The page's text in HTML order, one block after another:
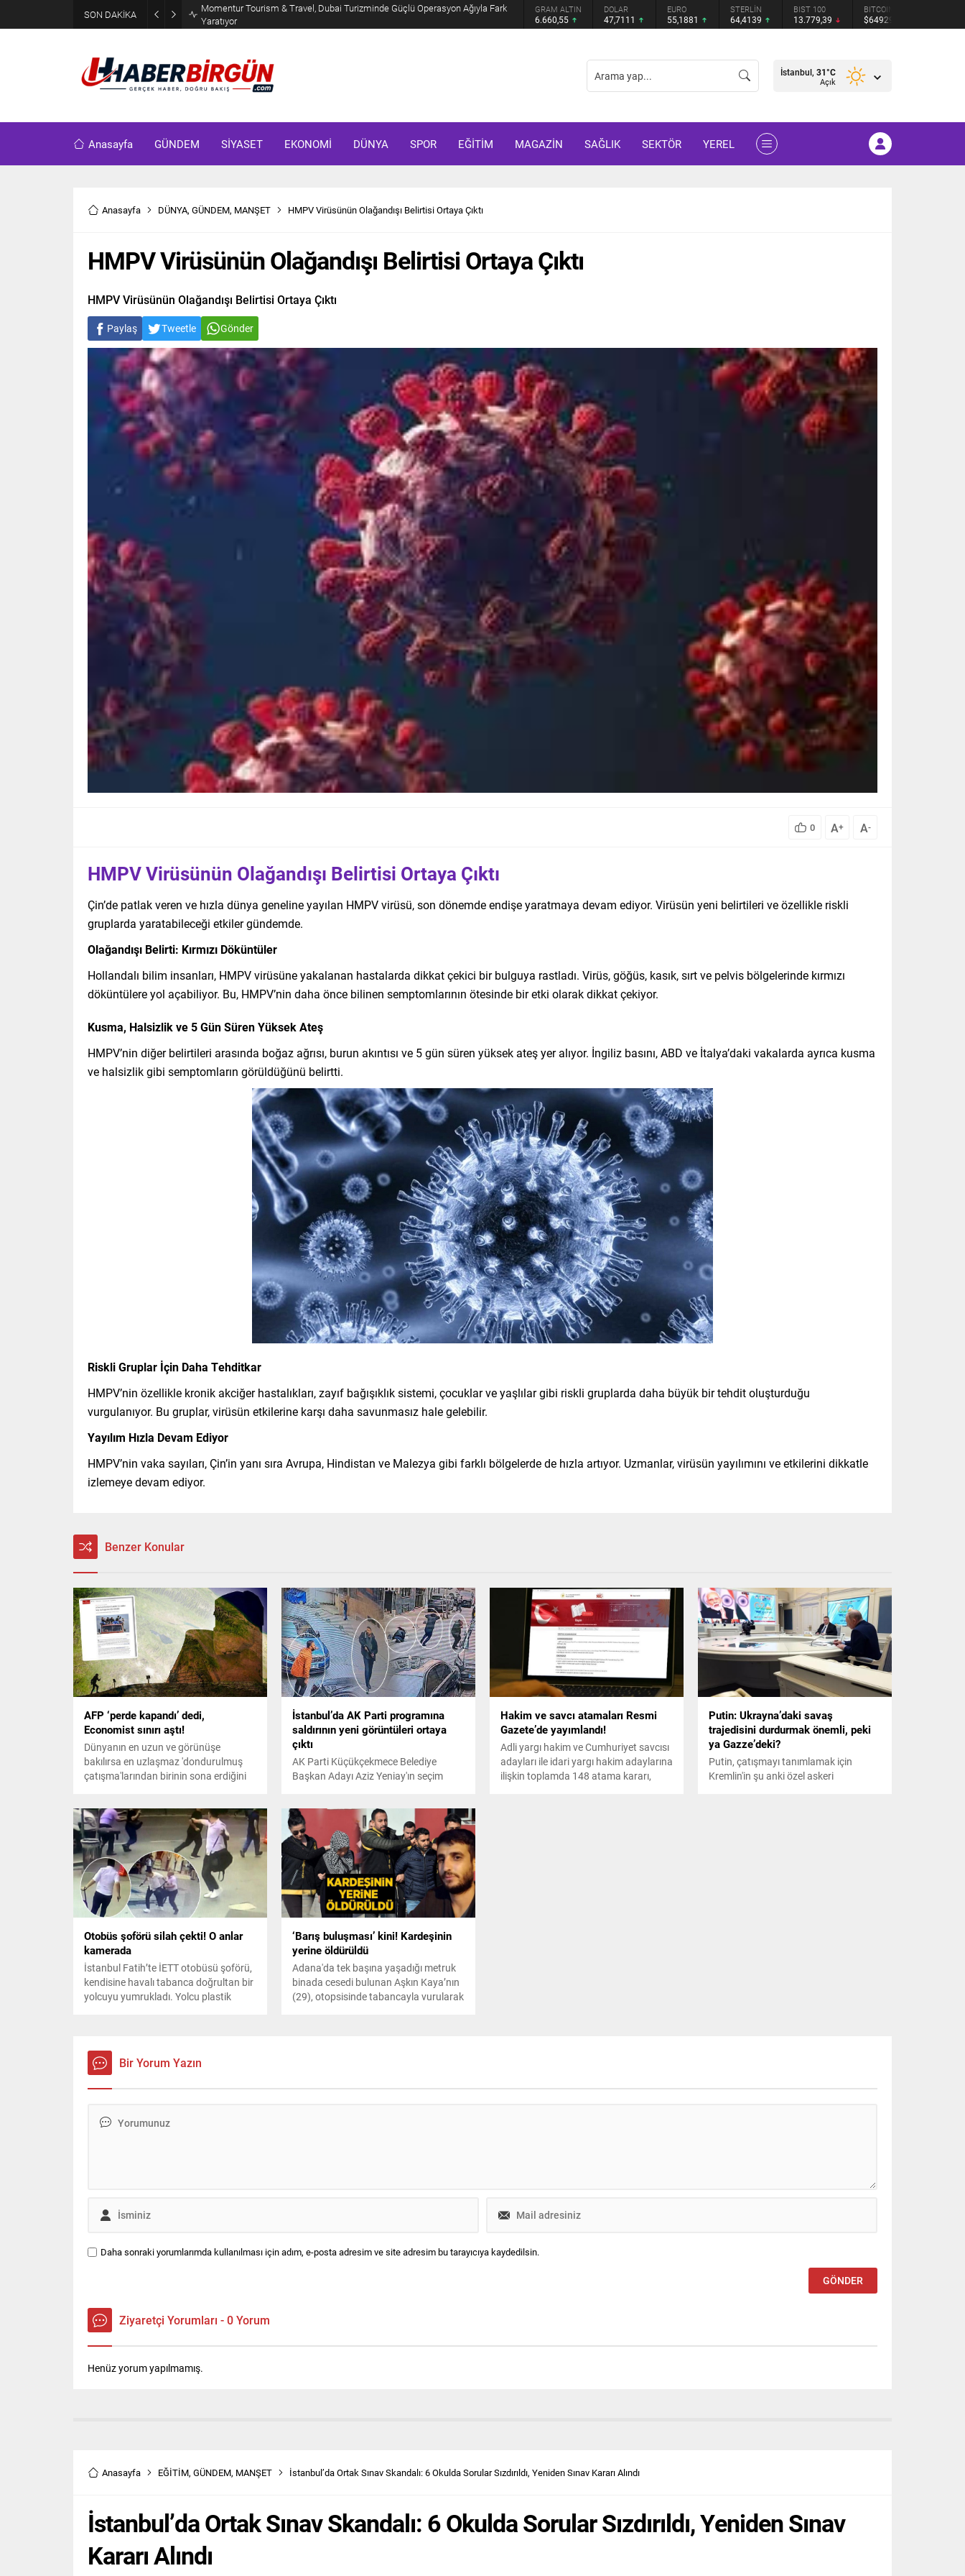
SON DAKİKA
Erdoğan, Suudi Arabistan’da Muhammed Bin Selman ve Şahbaz Şerif ile
Görüşecek
GRAM ALTIN DOLAR
47,7111
EURO
55,1881
STERLİN
64,4139
BIST 100
13.779,39
BITCOIN
$64929
ETHEREUM
$1914.09
İstanbul, 31°C
Açık
Anasayfa GÜNDEM SİYASET EKONOMİ DÜNYA SPOR EĞİTİM MAGAZİN SAĞLIK SEKTÖR YEREL
Anasayfa DÜNYA, GÜNDEM, MANŞET HMPV Virüsünün Olağandışı Belirtisi Ortaya Çıktı
HMPV Virüsünün Olağandışı Belirtisi Ortaya Çıktı
HMPV Virüsünün Olağandışı Belirtisi Ortaya Çıktı
Paylaş Tweetle Gönder
0 A+ A-
HMPV Virüsünün Olağandışı Belirtisi Ortaya Çıktı
Çin’de patlak veren ve hızla dünya geneline yayılan HMPV virüsü, son dönemde endişe yaratmaya devam ediyor. Virüsün yeni belirtileri ve özellikle riskli
gruplarda yaratabileceği etkiler gündemde.
Olağandışı Belirti: Kırmızı Döküntüler
Hollandalı bilim insanları, HMPV virüsüne yakalanan hastalarda dikkat çekici bir bulguya rastladı. Virüs, göğüs, kasık, sırt ve pelvis bölgelerinde kırmızı
döküntülere yol açabiliyor. Bu, HMPV’nin daha önce bilinen semptomlarının ötesinde bir etki olarak dikkat çekiyor.
Kusma, Halsizlik ve 5 Gün Süren Yüksek Ateş
HMPV’nin diğer belirtileri arasında boğaz ağrısı, burun akıntısı ve 5 gün süren yüksek ateş yer alıyor. İngiliz basını, ABD ve İtalya’daki vakalarda ayrıca kusma
ve halsizlik gibi semptomların görüldüğünü belirtti.
Riskli Gruplar İçin Daha Tehditkar
HMPV’nin özellikle kronik akciğer hastalıkları, zayıf bağışıklık sistemi, çocuklar ve yaşlılar gibi riskli gruplarda daha büyük bir tehdit oluşturduğu
vurgulanıyor. Bu gruplar, virüsün etkilerine karşı daha savunmasız hale gelebilir.
Yayılım Hızla Devam Ediyor
HMPV’nin vaka sayıları, Çin’in yanı sıra Avrupa, Hindistan ve Malezya gibi farklı bölgelerde de hızla artıyor. Uzmanlar, virüsün yayılımını ve etkilerini dikkatle
izlemeye devam ediyor.
Benzer Konular
AFP ‘perde kapandı’ dedi,
Economist sınırı aştı!
Dünyanın en uzun ve görünüşe
bakılırsa en uzlaşmaz 'dondurulmuş
çatışma'larından birinin sona erdiğini
Azerbaycanlılardan 'Türk' diye söz
ettiğini ve bunu 'aşağılama' amacıyla
yaptığını yazdı. Rusya'nın
Karabağ'daki işgal rejimine ihanet
ettiğini belirten The Economist dergisi
ise, utanç verici şekilde Azerbaycan'ı
hedef aldı.
İstanbul’da AK Parti programına
saldırının yeni görüntüleri ortaya
çıktı
AK Parti Küçükçekmece Belediye
Başkan Adayı Aziz Yeniay'ın seçim
Hakim ve savcı atamaları Resmi
Gazete’de yayımlandı!
Adli yargı hakim ve Cumhuriyet savcısı
adayları ile idari yargı hakim adaylarına
ilişkin toplamda 148 atama kararı,
Putin: Ukrayna’daki savaş
trajedisini durdurmak önemli, peki
ya Gazze’deki?
Putin, çatışmayı tanımlamak için
Kremlin'in şu anki özel askeri
Otobüs şoförü silah çekti! O anlar
kamerada
İstanbul Fatih’te İETT otobüsü şoförü,
kendisine havalı tabanca doğrultan bir
yolcuyu yumrukladı. Yolcu plastik
bir iş yerinin güvenlik kameralarına
yansıdı.
‘Barış buluşması’ kini! Kardeşinin
yerine öldürüldü
Adana'da tek başına yaşadığı metruk
binada cesedi bulunan Aşkın Kaya’nın
(29), otopsisinde tabancayla vurularak
Bir Yorum Yazın
Daha sonraki yorumlarımda kullanılması için adım, e-posta adresim ve site adresim bu tarayıcıya kaydedilsin.
Ziyaretçi Yorumları - 0 Yorum
Henüz yorum yapılmamış.
Anasayfa EĞİTİM, GÜNDEM, MANŞET İstanbul’da Ortak Sınav Skandalı: 6 Okulda Sorular Sızdırıldı, Yeniden Sınav Kararı Alındı
İstanbul’da Ortak Sınav Skandalı: 6 Okulda Sorular Sızdırıldı, Yeniden Sınav
Kararı Alındı